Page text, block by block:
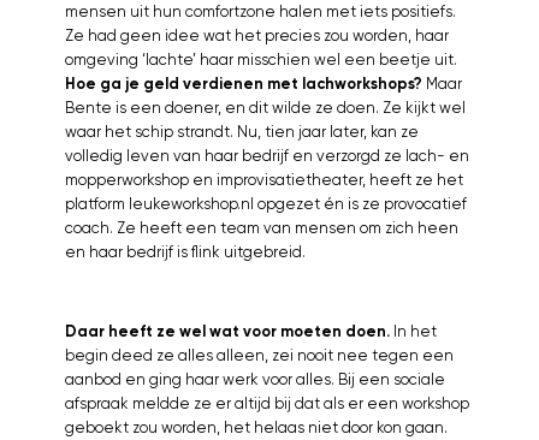
mensen uit hun comfortzone halen met iets positiefs.
Ze had geen idee wat het precies zou worden, haar
omgeving ‘lachte’ haar misschien wel een beetje uit.
Hoe ga je geld verdienen met lachworkshops? Maar
Bente is een doener, en dit wilde ze doen. Ze kijkt wel
waar het schip strandt. Nu, tien jaar later, kan ze
volledig leven van haar bedrijf en verzorgd ze lach- en
mopperworkshop en improvisatietheater, heeft ze het
platform leukeworkshop.nl opgezet én is ze provocatief
coach. Ze heeft een team van mensen om zich heen
en haar bedrijf is flink uitgebreid.
Daar heeft ze wel wat voor moeten doen. In het
begin deed ze alles alleen, zei nooit nee tegen een
aanbod en ging haar werk voor alles. Bij een sociale
afspraak meldde ze er altijd bij dat als er een workshop
geboekt zou worden, het helaas niet door kon gaan.